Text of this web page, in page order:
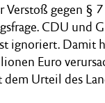
Verstoß gegen §
CDU und
ignoriert. Damit
Euro
Urteil des